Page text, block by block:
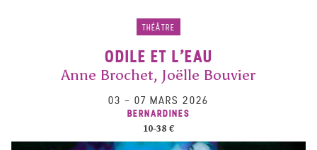
THÉÂTRE
ODILE ET L’EAU
Anne Brochet, Joëlle Bouvier
03 – 07 MARS 2026
BERNARDINES
10-38 €